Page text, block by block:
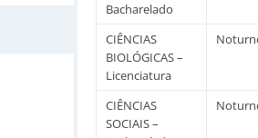
Bacharelado
CIÊNCIAS
BIOLÓGICAS –
Licenciatura
CIÊNCIAS
SOCIAIS –